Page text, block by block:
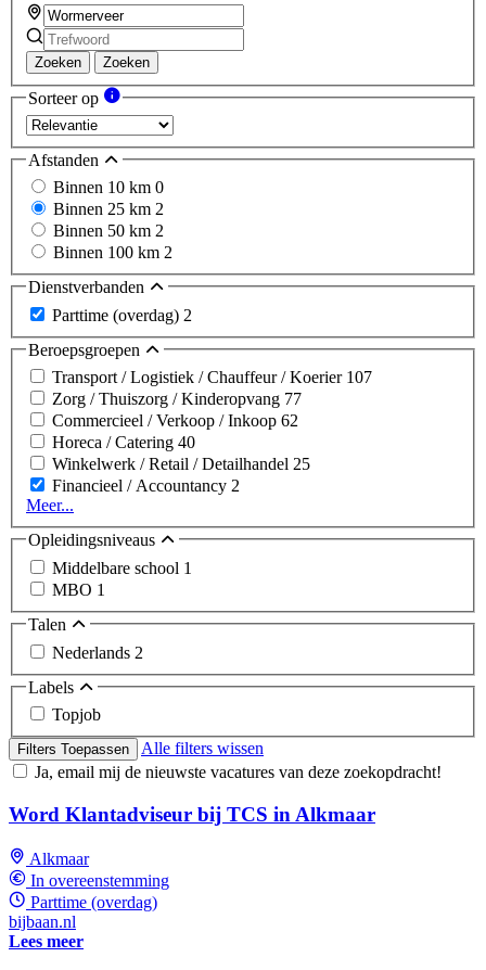
Zoeken Zoeken
Sorteer op
Afstanden
Binnen 10 km 0
Binnen 25 km 2
Binnen 50 km 2
Binnen 100 km 2
Dienstverbanden
Parttime (overdag) 2
Beroepsgroepen
Transport / Logistiek / Chauffeur / Koerier 107
Zorg / Thuiszorg / Kinderopvang 77
Commercieel / Verkoop / Inkoop 62
Horeca / Catering 40
Winkelwerk / Retail / Detailhandel 25
Financieel / Accountancy 2
Meer...
Opleidingsniveaus
Middelbare school 1
MBO 1
Talen
Nederlands 2
Labels
Topjob
Filters Toepassen
Alle filters wissen
Ja, email mij de nieuwste vacatures van deze zoekopdracht!
Word Klantadviseur bij TCS in Alkmaar
Alkmaar
In overeenstemming
Parttime (overdag)
bijbaan.nl
Lees meer